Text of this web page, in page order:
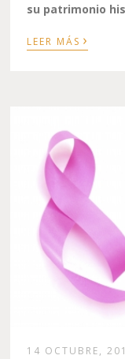
su patrimonio
LEER MÁS ›
14 OCTUBRE,